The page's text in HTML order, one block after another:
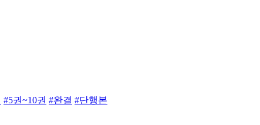
#5권~10권 #완결 #단행본